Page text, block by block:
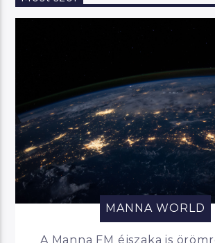
MANNA WORLD
A Manna FM éjszaka is